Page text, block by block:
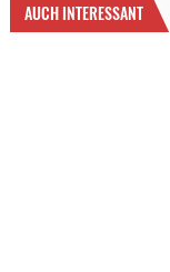
AUCH INTERESSANT